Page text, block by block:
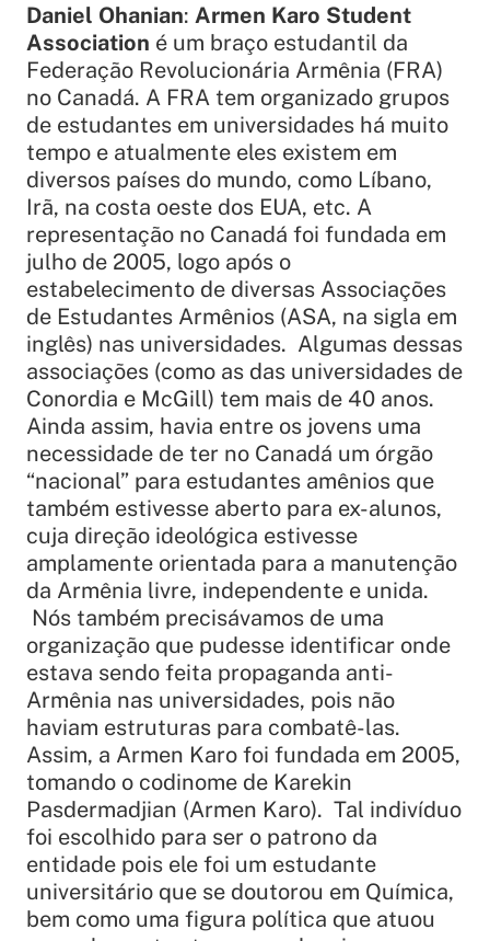
Daniel Ohanian: Armen Karo Student
Association é um braço estudantil da
Federação Revolucionária Armênia (FRA)
no Canadá. A FRA tem organizado grupos
de estudantes em universidades há muito
tempo e atualmente eles existem em
diversos países do mundo, como Líbano,
Irã, na costa oeste dos EUA, etc. A
representação no Canadá foi fundada em
julho de 2005, logo após o
estabelecimento de diversas Associações
de Estudantes Armênios (ASA, na sigla em
inglês) nas universidades. Algumas dessas
associações (como as das universidades de
Conordia e McGill) tem mais de 40 anos.
Ainda assim, havia entre os jovens uma
necessidade de ter no Canadá um órgão
“nacional” para estudantes amênios que
também estivesse aberto para ex-alunos,
cuja direção ideológica estivesse
amplamente orientada para a manutenção
da Armênia livre, independente e unida.
Nós também precisávamos de uma
organização que pudesse identificar onde
estava sendo feita propaganda anti-
Armênia nas universidades, pois não
haviam estruturas para combatê-las.
Assim, a Armen Karo foi fundada em 2005,
tomando o codinome de Karekin
Pasdermadjian (Armen Karo). Tal indivíduo
foi escolhido para ser o patrono da
entidade pois ele foi um estudante
universitário que se doutorou em Química,
bem como uma figura política que atuou